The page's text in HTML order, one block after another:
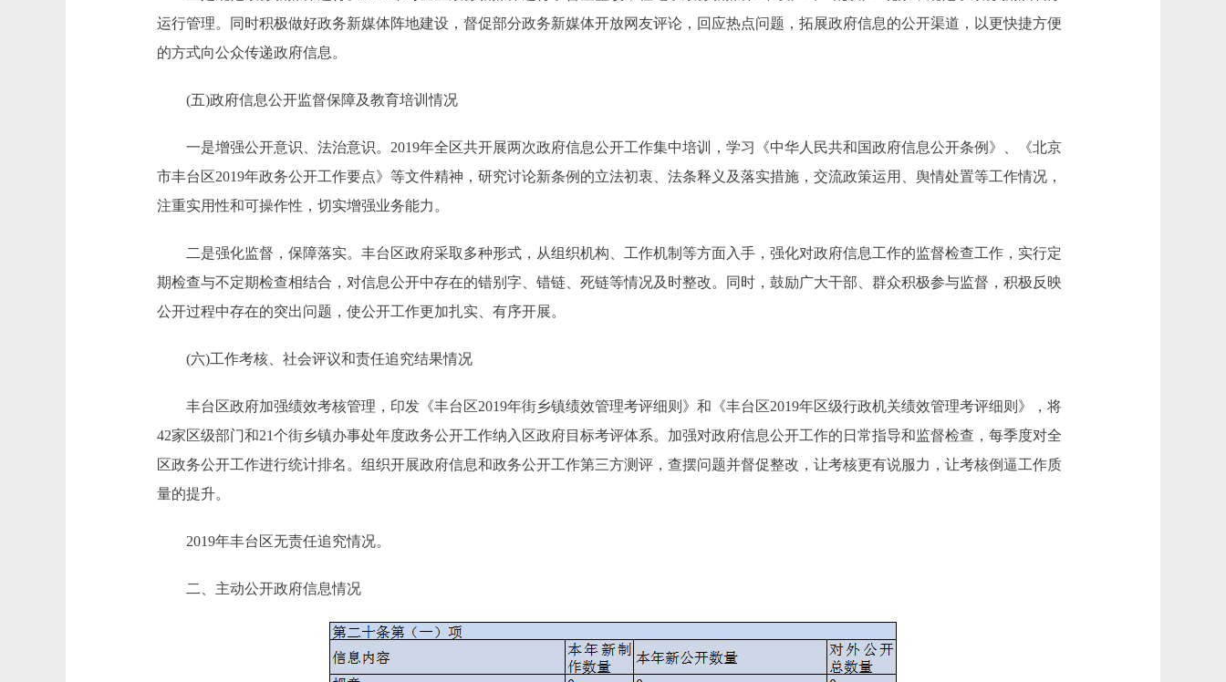
运行管理。同时积极做好政务新媒体阵地建设，督促部分政务新媒体开放网友评论，回应热点问题，拓展政府信息的公开渠道，以更快捷方便
的方式向公众传递政府信息。
(五)政府信息公开监督保障及教育培训情况
一是增强公开意识、法治意识。2019年全区共开展两次政府信息公开工作集中培训，学习《中华人民共和国政府信息公开条例》、《北京
市丰台区2019年政务公开工作要点》等文件精神，研究讨论新条例的立法初衷、法条释义及落实措施，交流政策运用、舆情处置等工作情况，
注重实用性和可操作性，切实增强业务能力。
二是强化监督，保障落实。丰台区政府采取多种形式，从组织机构、工作机制等方面入手，强化对政府信息工作的监督检查工作，实行定
期检查与不定期检查相结合，对信息公开中存在的错别字、错链、死链等情况及时整改。同时，鼓励广大干部、群众积极参与监督，积极反映
公开过程中存在的突出问题，使公开工作更加扎实、有序开展。
(六)工作考核、社会评议和责任追究结果情况
丰台区政府加强绩效考核管理，印发《丰台区2019年街乡镇绩效管理考评细则》和《丰台区2019年区级行政机关绩效管理考评细则》，将
42家区级部门和21个街乡镇办事处年度政务公开工作纳入区政府目标考评体系。加强对政府信息公开工作的日常指导和监督检查，每季度对全
区政务公开工作进行统计排名。组织开展政府信息和政务公开工作第三方测评，查摆问题并督促整改，让考核更有说服力，让考核倒逼工作质
量的提升。
2019年丰台区无责任追究情况。
二、主动公开政府信息情况